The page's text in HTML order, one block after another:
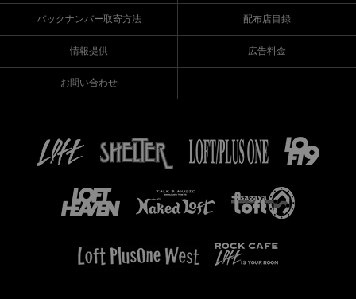
バックナンバー取寄方法 配布店目録
情報提供 広告料金
お問い合わせ